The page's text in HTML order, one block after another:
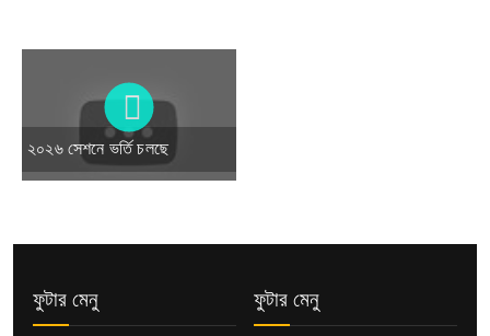
২০২৬ সেশনে ভর্তি চলছে
ফুটার মেনু ফুটার মেনু